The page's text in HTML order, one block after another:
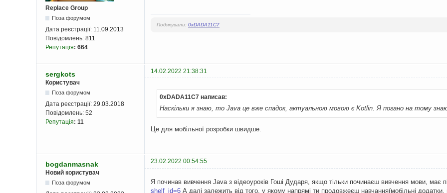
Replace Group
Поза форумом
Дата реєстрації: 11.09.2013
Повідомлень: 811
Репутація: 664
Подякували: 0xDADA11C7
sergkots
14.02.2022 21:38:31
Користувач
Поза форумом
Дата реєстрації: 29.03.2018
Повідомлень: 52
Репутація: 11
0xDADA11C7 написав:
Наскільки я знаю, то Java це вже спадок, актуальною мовою є Kotlin. Я погано на тому
Це для мобільної розробки швидше.
bogdanmasnak
23.02.2022 00:54:55
Новий користувач
Поза форумом
Я починав вивчення Java з відеоуроків Гоші Дударя, якщо тільки починаєш вивчення мови, має
shelf_id=6 А далі залежить від того, у якому напрямі ти продовжеєш навчання(мобільні